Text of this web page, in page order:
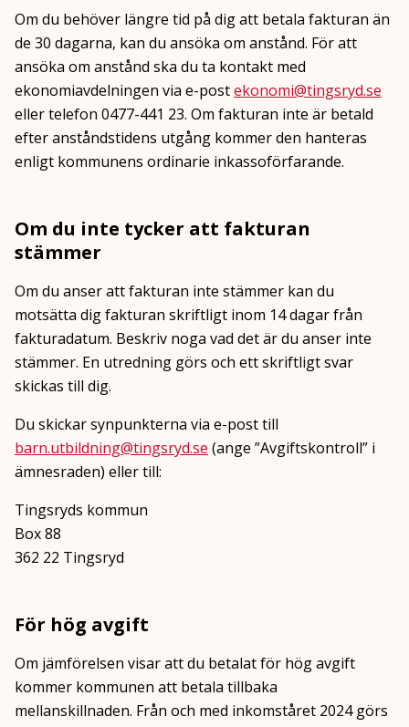
Om du behöver längre tid på dig att betala fakturan än
de 30 dagarna, kan du ansöka om anstånd. För att
ansöka om anstånd ska du ta kontakt med
ekonomiavdelningen via e-postekonomi@tingsryd.se
eller telefon 0477-441 23. Om fakturan inte är betald
efter anståndstidens utgång kommer den hanteras
enligt kommunens ordinarie inkassoförfarande.
Om du inte tycker att fakturan
stämmer
Om du anser att fakturan inte stämmer kan du
motsätta dig fakturan skriftligt inom 14 dagar från
fakturadatum. Beskriv noga vad det är du anser inte
stämmer. En utredning görs och ett skriftligt svar
skickas till dig.
Du skickar synpunkterna via e-post till
barn.utbildning@tingsryd.se (ange ”Avgiftskontroll” i
ämnesraden) eller till:
Tingsryds kommun
Box 88
362 22 Tingsryd
För hög avgift
Om jämförelsen visar att du betalat för hög avgift
kommer kommunen att betala tillbaka
mellanskillnaden. Från och med inkomståret 2024 görs